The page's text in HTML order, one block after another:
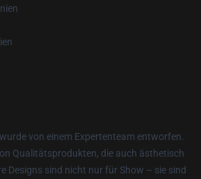
von einem Expertenteam entworfen.
Qualitätsprodukten, die auch ästhetisch
Designs sind nicht nur für Show – sie sind